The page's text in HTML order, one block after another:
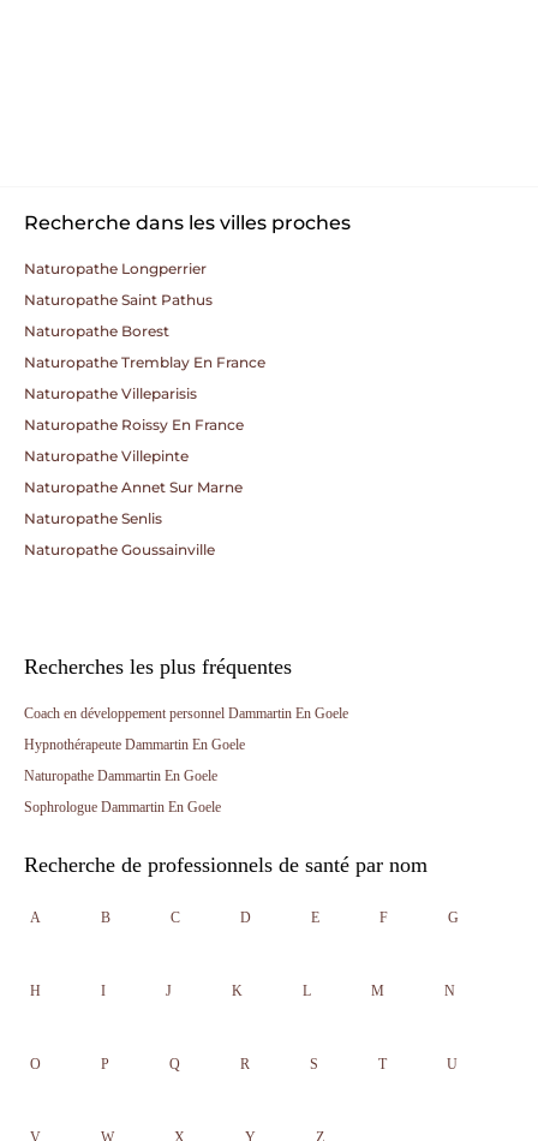
Recherche dans les villes proches
Naturopathe Longperrier
Naturopathe Saint Pathus
Naturopathe Borest
Naturopathe Tremblay En France
Naturopathe Villeparisis
Naturopathe Roissy En France
Naturopathe Villepinte
Naturopathe Annet Sur Marne
Naturopathe Senlis
Naturopathe Goussainville
Recherches les plus fréquentes
Coach en développement personnel Dammartin En Goele
Hypnothérapeute Dammartin En Goele
Naturopathe Dammartin En Goele
Sophrologue Dammartin En Goele
Recherche de professionnels de santé par nom
A B C D E F G
H I J K L M N
O P Q R S T U
V W X Y Z